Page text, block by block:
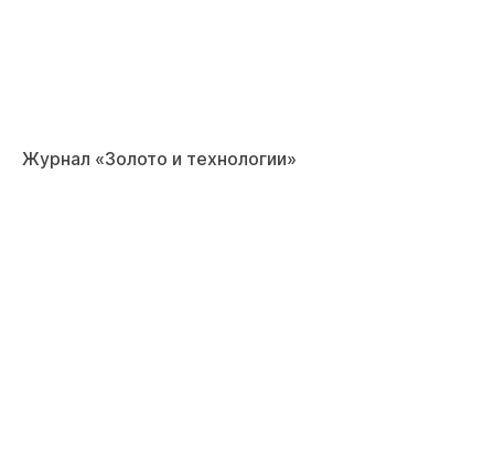
Журнал «Золото и технологии»